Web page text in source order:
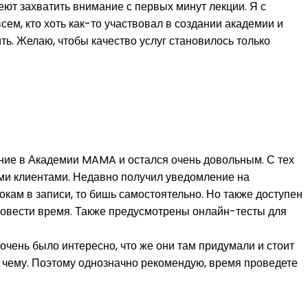
захватить внимание с первых минут лекции. Я с
кто хоть как-то участвовал в создании академии и
Желаю, чтобы качество услуг становилось только
в Академии MAMA и остался очень довольным. С тех
клиентами. Недавно получил уведомление на
в записи, то бишь самостоятельно. Но также доступен
время. Также предусмотрены онлайн-тесты для
было интересно, что же они там придумали и стоит
Поэтому однозначно рекомендую, время проведете